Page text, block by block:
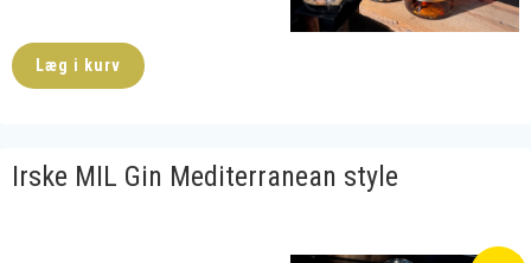
Læg i kurv
Irske MIL Gin Mediterranean style